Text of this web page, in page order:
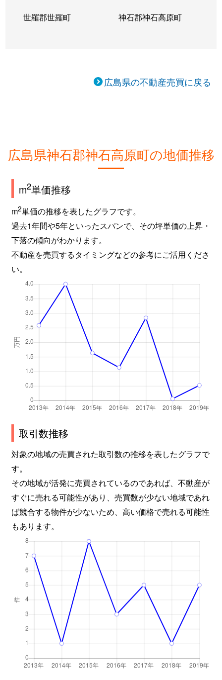
世羅郡世羅町 神石郡神石高原町
広島県の不動産売買に戻る
広島県神石郡神石高原町の地価推移
m2単価推移
m2単価の推移を表したグラフです。
過去1年間や5年といったスパンで、その坪単価の上昇・
下落の傾向がわかります。
不動産を売買するタイミングなどの参考にご活用くださ
い。
取引数推移
対象の地域の売買された取引数の推移を表したグラフで
す。
その地域が活発に売買されているのであれば、不動産が
すぐに売れる可能性があり、売買数が少ない地域であれ
ば競合する物件が少ないため、高い価格で売れる可能性
もあります。